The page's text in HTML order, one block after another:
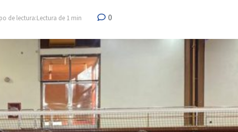
de lectura:Lectura de 1 min 0